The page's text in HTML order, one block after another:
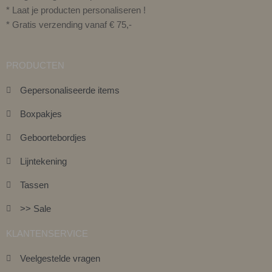
* Laat je producten personaliseren !
* Gratis verzending vanaf € 75,-
PRODUCTEN
Gepersonaliseerde items
Boxpakjes
Geboortebordjes
Lijntekening
Tassen
>> Sale
KLANTENSERVICE
Veelgestelde vragen